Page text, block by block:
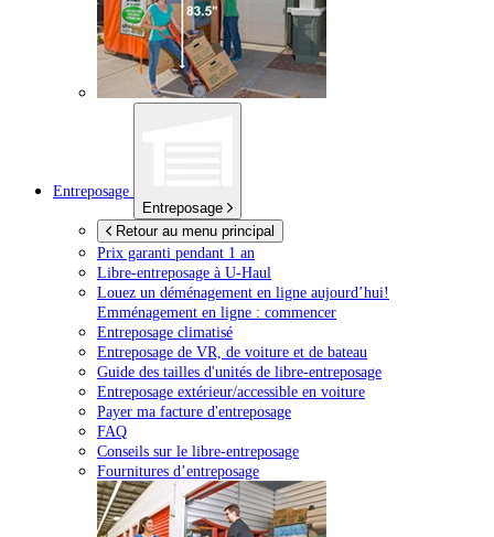
Entreposage
Entreposage
Retour au menu principal
Prix garanti pendant 1 an
Libre-entreposage à U-Haul
Louez un déménagement en ligne aujourd’hui!
Emménagement en ligne : commencer
Entreposage climatisé
Entreposage de VR, de voiture et de bateau
Guide des tailles d'unités de libre-entreposage
Entreposage extérieur/accessible en voiture
Payer ma facture d'entreposage
FAQ
Conseils sur le libre-entreposage
Fournitures d’entreposage